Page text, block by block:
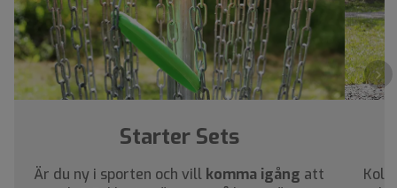
›
Starter Sets
Är du ny i sporten och vill komma igång att